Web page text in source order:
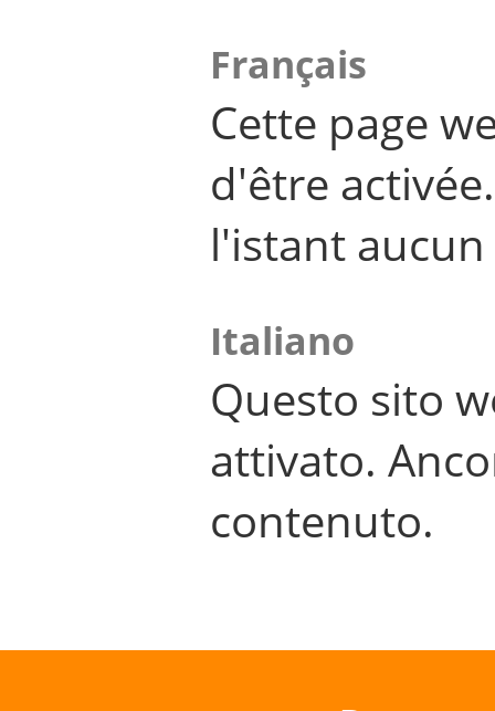
Français
Cette page
d'être
l'istant
Italiano
Questo sito
attivato.
contenuto.